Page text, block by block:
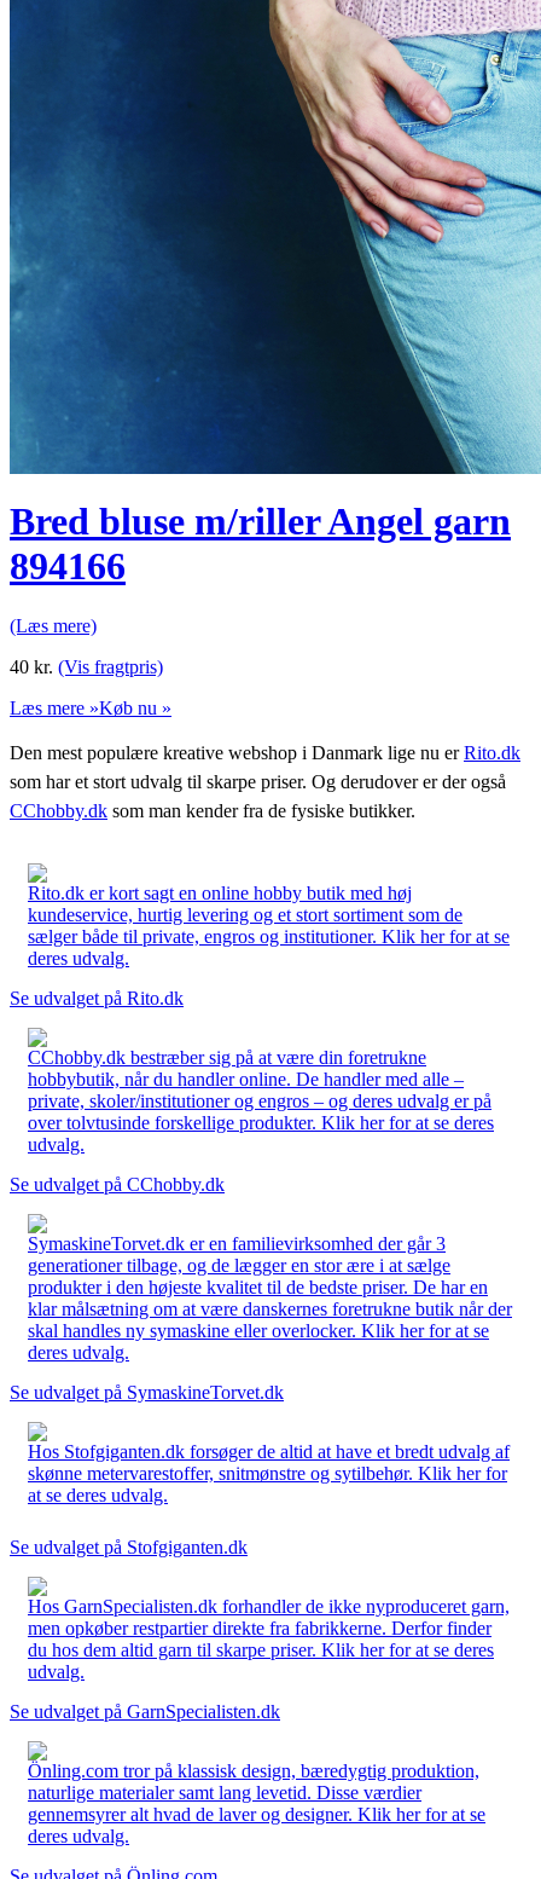
Bred bluse m/riller Angel garn
894166
(Læs mere)
40 kr. (Vis fragtpris)
Læs mere »Køb nu »
Den mest populære kreative webshop i Danmark lige nu erRito.dk
som har et stort udvalg til skarpe priser. Og derudover er der også
CChobby.dk som man kender fra de fysiske butikker.
Rito.dk er kort sagt en online hobby butik med høj
kundeservice, hurtig levering og et stort sortiment som de
sælger både til private, engros og institutioner. Klik her for at se
deres udvalg.
Se udvalget på Rito.dk
CChobby.dk bestræber sig på at være din foretrukne
hobbybutik, når du handler online. De handler med alle –
private, skoler/institutioner og engros – og deres udvalg er på
over tolvtusinde forskellige produkter. Klik her for at se deres
udvalg.
Se udvalget på CChobby.dk
SymaskineTorvet.dk er en familievirksomhed der går 3
generationer tilbage, og de lægger en stor ære i at sælge
produkter i den højeste kvalitet til de bedste priser. De har en
klar målsætning om at være danskernes foretrukne butik når der
skal handles ny symaskine eller overlocker. Klik her for at se
deres udvalg.
Se udvalget på SymaskineTorvet.dk
Hos Stofgiganten.dk forsøger de altid at have et bredt udvalg af
skønne metervarestoffer, snitmønstre og sytilbehør. Klik her for
at se deres udvalg.
Se udvalget på Stofgiganten.dk
Hos GarnSpecialisten.dk forhandler de ikke nyproduceret garn,
men opkøber restpartier direkte fra fabrikkerne. Derfor finder
du hos dem altid garn til skarpe priser. Klik her for at se deres
udvalg.
Se udvalget på GarnSpecialisten.dk
Önling.com tror på klassisk design, bæredygtig produktion,
naturlige materialer samt lang levetid. Disse værdier
gennemsyrer alt hvad de laver og designer. Klik her for at se
deres udvalg.